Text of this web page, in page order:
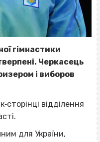
гімнастики
Черкасець
і виборов
відділення
для України,